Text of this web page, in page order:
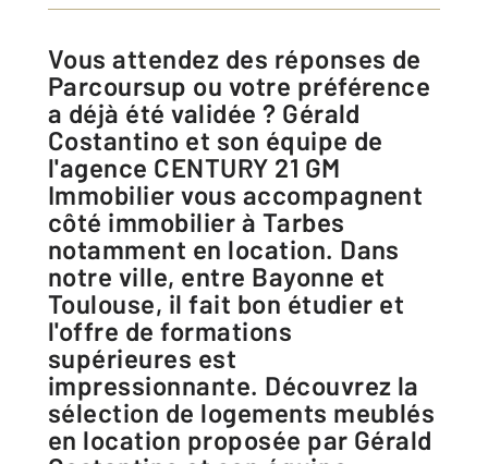
Vous attendez des réponses de
Parcoursup ou votre préférence
a déjà été validée ? Gérald
Costantino et son équipe de
l'agence CENTURY 21 GM
Immobilier vous accompagnent
côté immobilier à Tarbes
notamment en location. Dans
notre ville, entre Bayonne et
Toulouse, il fait bon étudier et
l'offre de formations
supérieures est
impressionnante. Découvrez la
sélection de logements meublés
en location proposée par Gérald